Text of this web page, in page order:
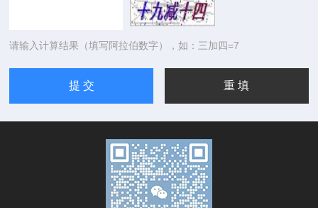
请输入计算结果（填写阿拉伯数字），如：三加四=7